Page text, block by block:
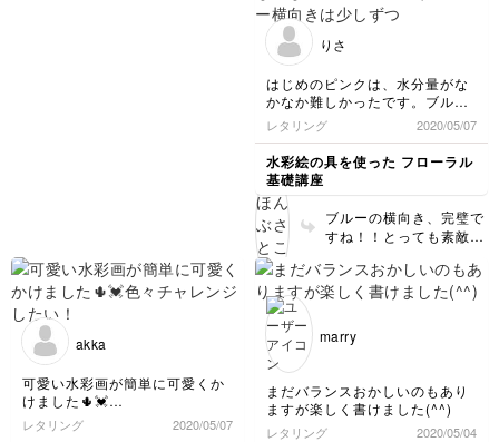
りさ
はじめのピンクは、水分量がな
かなか難しかったです。ブルー
横向きは少しずつ上手くいった
かも、、！
レタリング 2020/05/07
水彩絵の具を使った フローラル
基礎講座
ブルーの横向き、完璧で
すね！！とっても素敵で
akka
可愛い水彩画が簡単に可愛くか
けました🌵💓
色々チャレンジしたい！
レタリング 2020/05/07
marry
まだバランスおかしいのもあり
ますが楽しく書けました(^^)
レタリング 2020/05/04